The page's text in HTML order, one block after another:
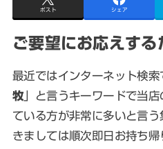
ポスト シェア
ご要望にお応えする
最近ではインターネット検索
牧 」と言うキーワードで当
ている方が非常に多いと言
きましては順次即日お持ち